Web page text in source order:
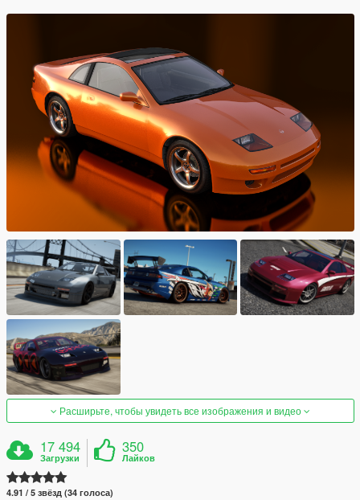
Расширьте, чтобы увидеть все изображения и видео
17 494
Загрузки
350
Лайков
4.91 / 5 звёзд (34 голоса)